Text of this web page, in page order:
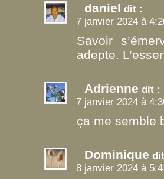
daniel dit :
7 janvier 2024 à
Savoir
adepte.
Adrienne dit :
7 janvier 2024 à
ça me semble
Dominique
8 janvier 2024 à